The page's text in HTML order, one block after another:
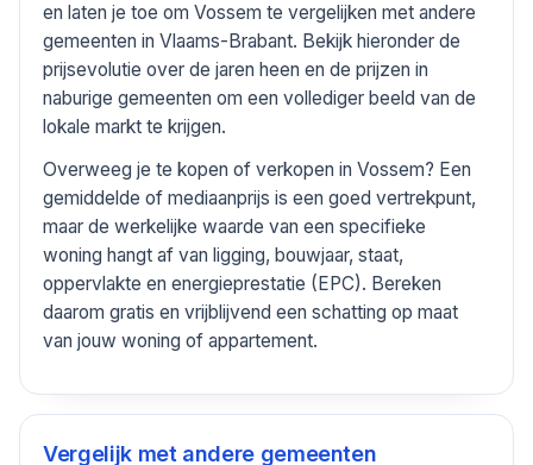
en laten je toe om Vossem te vergelijken met andere
gemeenten in Vlaams-Brabant. Bekijk hieronder de
prijsevolutie over de jaren heen en de prijzen in
naburige gemeenten om een vollediger beeld van de
lokale markt te krijgen.
Overweeg je te kopen of verkopen in Vossem? Een
gemiddelde of mediaanprijs is een goed vertrekpunt,
maar de werkelijke waarde van een specifieke
woning hangt af van ligging, bouwjaar, staat,
oppervlakte en energieprestatie (EPC). Bereken
daarom gratis en vrijblijvend een schatting op maat
van jouw woning of appartement.
Vergelijk met andere gemeenten